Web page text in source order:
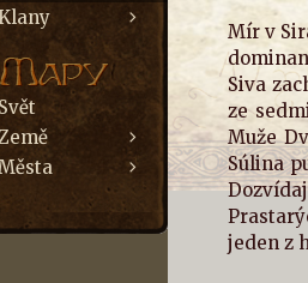
Mír v
Siva
ze
Muže
Súlina
jeden z
Svět